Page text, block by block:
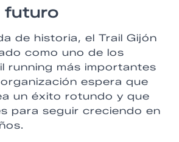
futuro
de historia, el Trail Gijón
como uno de los
running más importantes
espera que
un éxito rotundo y que
para seguir creciendo en